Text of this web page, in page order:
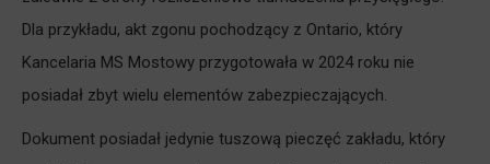
Dla przykładu, akt zgonu pochodzący z Ontario, który
Kancelaria MS Mostowy przygotowała w 2024 roku nie
posiadał zbyt wielu elementów zabezpieczających.
Dokument posiadał jedynie tuszową pieczęć zakładu, który